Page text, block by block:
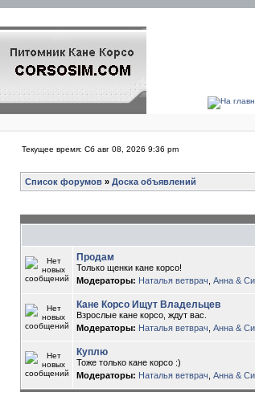
Текущее время: Сб авг 08, 2026 9:36 pm
Список форумов » Доска объявлений
Продам
Только щенки кане корсо!
Модераторы: Наталья ветврач Анна &
Кане Корсо Ищут Владельцев
Взрослые кане корсо, ждут вас.
Модераторы: Наталья ветврач Анна &
Куплю
Тоже только кане корсо :)
Модераторы: Наталья ветврач Анна &